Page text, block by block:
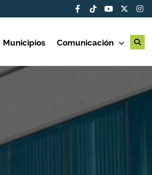
Municipios Comunicación